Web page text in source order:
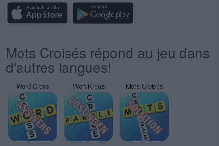
Mots Croisés répond au jeu dans
d'autres langues!
Word Cross Wort Kreuz Mots Croisés